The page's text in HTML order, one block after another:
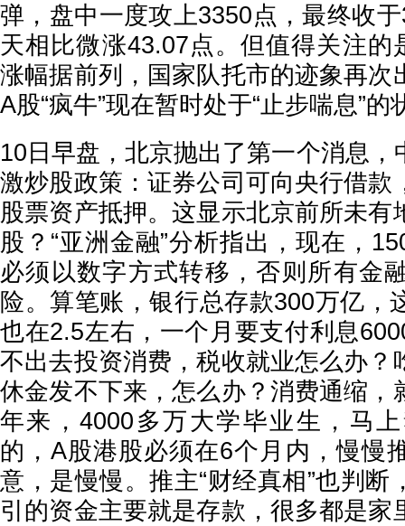
弹，盘中一度攻上3350点，最终收
天相比微涨43.07点。但值得关注的
涨幅据前列，国家队托市的迹象再次
A股“疯牛”现在暂时处于“止步喘息”的
10日早盘，北京抛出了第一个消息，
激炒股政策：证券公司可向央行借款
股票资产抵押。这显示北京前所未有
股？“亚洲金融”分析指出，现在，
必须以数字方式转移，否则所有金
险。算笔账，银行总存款300万亿，
也在2.5左右，一个月要支付利息
不出去投资消费，税收就业怎么办？
休金发不下来，怎么办？消费通缩，
年来，4000多万大学毕业生，马
的，A股港股必须在6个月内，慢慢
意，是慢慢。推主“财经真相”也判断
引的资金主要就是存款，很多都是家